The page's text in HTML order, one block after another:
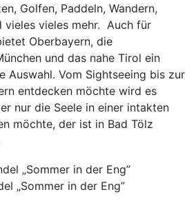
Golfen, Paddeln, Wandern,
vieles vieles mehr. Auch für
Oberbayern, die
und das nahe Tirol ein
Auswahl. Vom Sightseeing bis zur
entdecken möchte wird es
nur die Seele in einer intakten
möchte, der ist in Bad Tölz
„Sommer in der Eng”